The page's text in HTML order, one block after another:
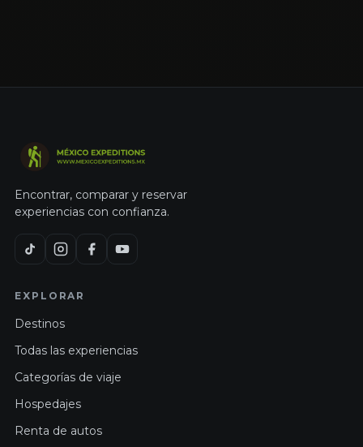
Encontrar, comparar y reservar
experiencias con confianza.
EXPLORAR
Destinos
Todas las experiencias
Categorías de viaje
Hospedajes
Renta de autos